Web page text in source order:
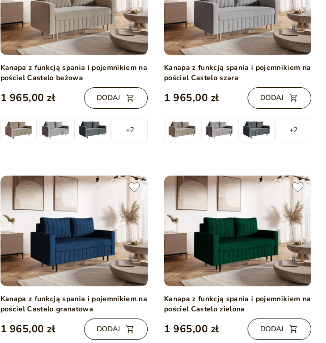
Kanapa z funkcją spania i pojemnikiem na
pościel Castelo beżowa
1 965,00 zł DODAJ
+2
Kanapa z funkcją spania i pojemnikiem na
pościel Castelo szara
1 965,00 zł DODAJ
+2
Kanapa z funkcją spania i pojemnikiem na
pościel Castelo granatowa
1 965,00 zł DODAJ
Kanapa z funkcją spania i pojemnikiem na
pościel Castelo zielona
1 965,00 zł DODAJ